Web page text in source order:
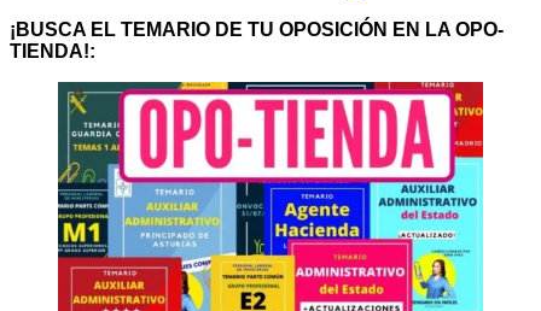
¡BUSCA EL TEMARIO DE TU OPOSICIÓN EN LA OPO-
TIENDA!: